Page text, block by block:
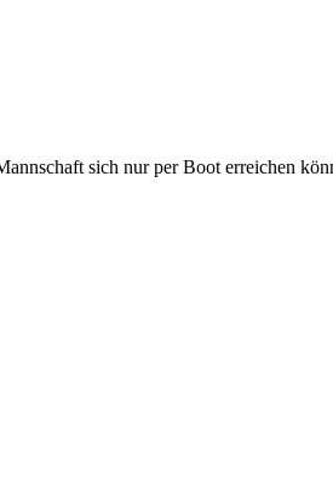
sich nur per Boot erreichen